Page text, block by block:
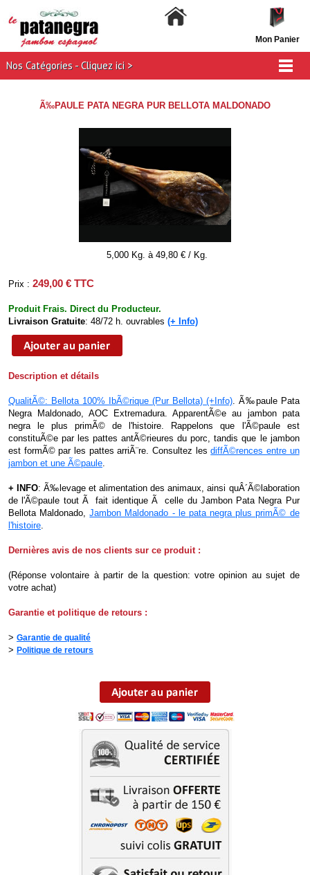
Mon Panier
Nos Catégories - Cliquez ici >
Ã‰PAULE PATA NEGRA PUR BELLOTA MALDONADO
5,000 Kg. à 49,80 € / Kg.
Prix : 249,00 € TTC
Produit Frais. Direct du Producteur.
Livraison Gratuite: 48/72 h. ouvrables (+ Info)
Description et détails
QualitÃ©: Bellota 100% IbÃ©rique (Pur Bellota) (+Info). Ã‰paule Pata
Negra Maldonado, AOC Extremadura. ApparentÃ©e au jambon pata
negra le plus primÃ© de l'histoire. Rappelons que l'Ã©paule est
constituÃ©e par les pattes antÃ©rieures du porc, tandis que le jambon
est formÃ© par les pattes arriÃ¨re. Consultez lesdiffÃ©rences entre un
jambon et une Ã©paule.
+ INFO: Ã‰levage et alimentation des animaux, ainsi quÂ´Ã©laboration
de l'Ã©paule tout Ã fait identique Ã celle du Jambon Pata Negra Pur
Bellota Maldonado,Jambon Maldonado - le pata negra plus primÃ© de
l'histoire.
Dernières avis de nos clients sur ce produit :
(Réponse volontaire à partir de la question: votre opinion au sujet de
votre achat)
Garantie et politique de retours :
> Garantie de qualité
> Politique de retours